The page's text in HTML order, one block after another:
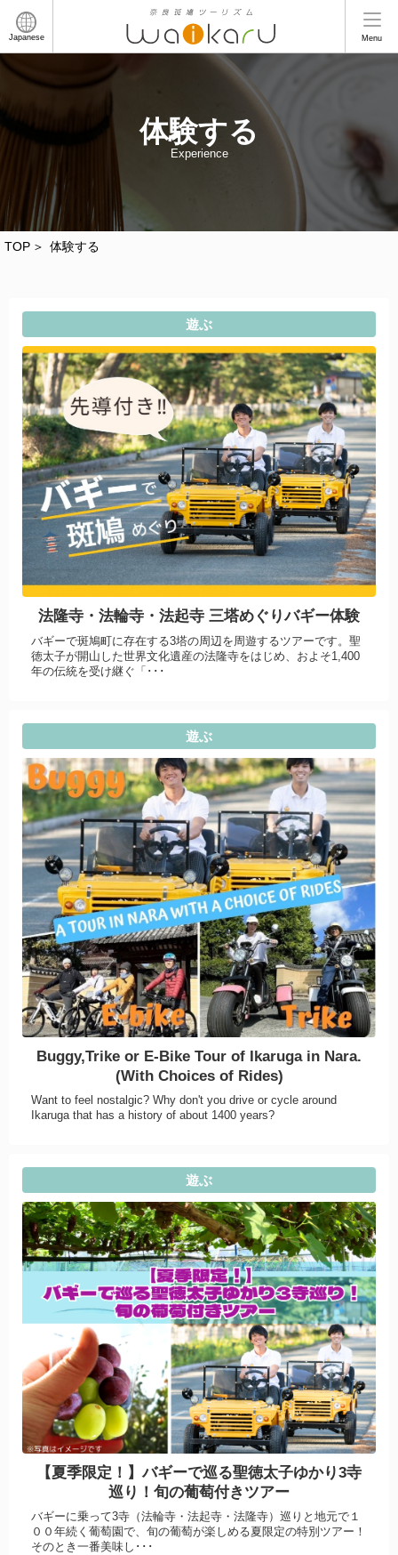
Japanese Menu
体験する
Experience
TOP 体験する
遊ぶ
法隆寺・法輪寺・法起寺 三塔めぐりバギー体験
バギーで斑鳩町に存在する3塔の周辺を周遊するツアーです。聖
徳太子が開山した世界文化遺産の法隆寺をはじめ、およそ1,400
年の伝統を受け継ぐ「･･･
遊ぶ
Buggy,Trike or E-Bike Tour of Ikaruga in Nara.
(With Choices of Rides)
Want to feel nostalgic? Why don't you drive or cycle around
Ikaruga that has a history of about 1400 years?
遊ぶ
【夏季限定！】バギーで巡る聖徳太子ゆかり3寺
巡り！旬の葡萄付きツアー
バギーに乗って3寺（法輪寺・法起寺・法隆寺）巡りと地元で１
００年続く葡萄園で、旬の葡萄が楽しめる夏限定の特別ツアー！
そのとき一番美味し･･･